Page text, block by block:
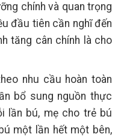
chính và quan trọng
đầu tiên cần nghĩ đến
tăng cân chính là cho
nhu cầu hoàn toàn
bổ sung nguồn thực
lần bú, mẹ cho trẻ bú
một lần hết một bên,